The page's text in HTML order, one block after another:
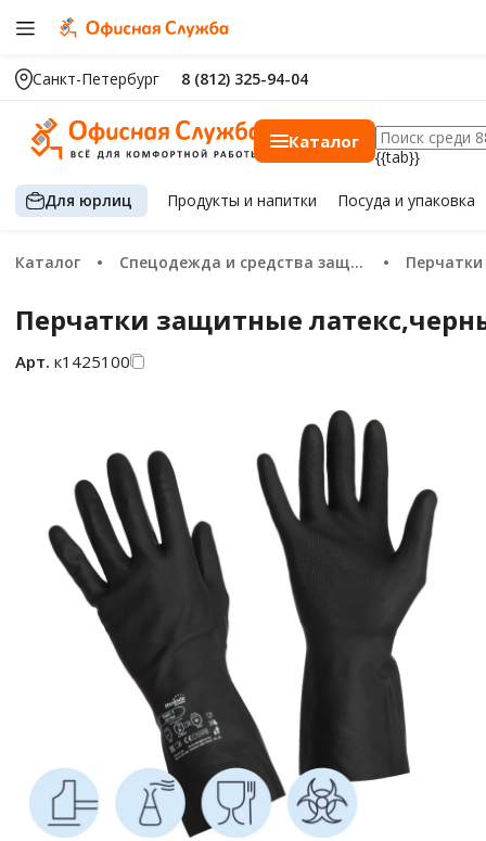
Санкт-Петербург 8 (812) 325-94-04
Каталог
{{tab}}
Для юрлиц Продуктыи напитки Посуда и упаковка
Каталог Спецодежда и средства защиты Перчатки
Перчатки защитные
Арт. к1425100